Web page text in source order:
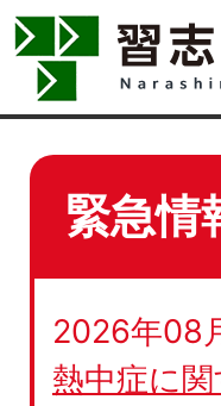
緊急情
2026年08
熱中症に